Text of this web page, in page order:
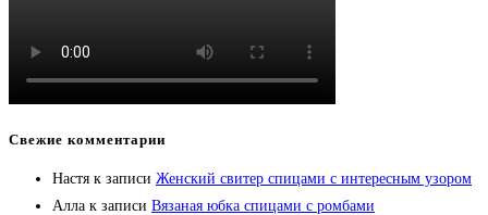
Свежие комментарии
Настя к записи Женский свитер спицами с интересным узором
Алла к записи Вязаная юбка спицами с ромбами